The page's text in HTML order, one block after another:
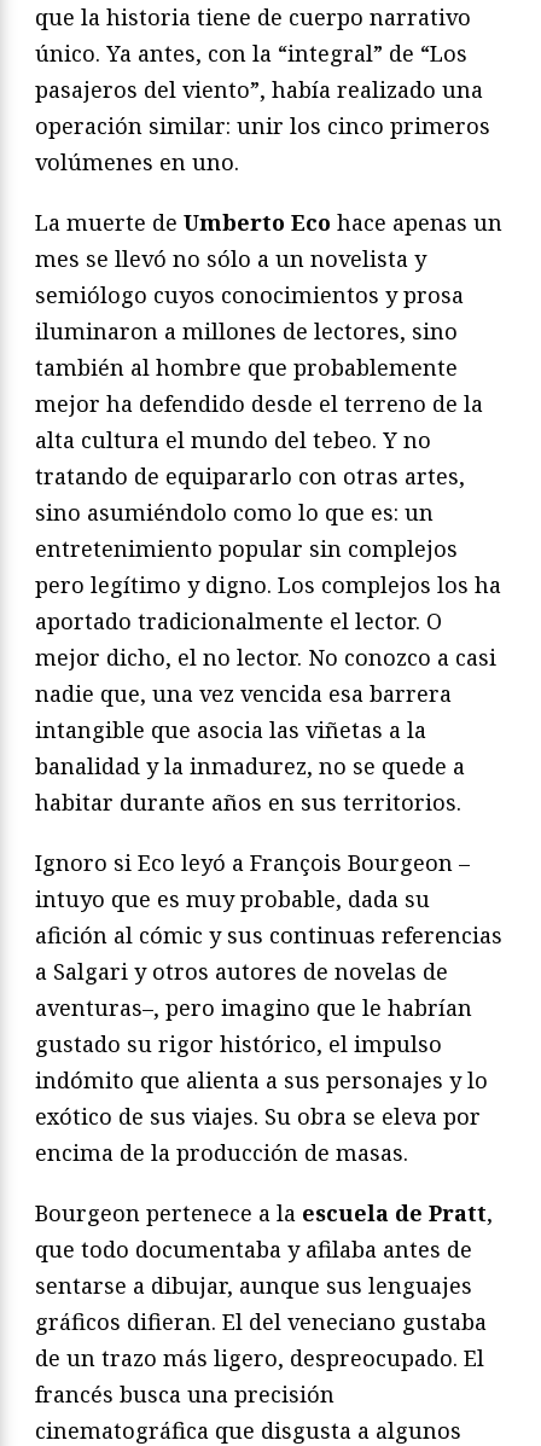
que la historia tiene de cuerpo narrativo
único. Ya antes, con la “integral” de “Los
pasajeros del viento”, había realizado una
operación similar: unir los cinco primeros
volúmenes en uno.
La muerte de Umberto Eco hace apenas un
mes se llevó no sólo a un novelista y
semiólogo cuyos conocimientos y prosa
iluminaron a millones de lectores, sino
también al hombre que probablemente
mejor ha defendido desde el terreno de la
alta cultura el mundo del tebeo. Y no
tratando de equipararlo con otras artes,
sino asumiéndolo como lo que es: un
entretenimiento popular sin complejos
pero legítimo y digno. Los complejos los ha
aportado tradicionalmente el lector. O
mejor dicho, el no lector. No conozco a casi
nadie que, una vez vencida esa barrera
intangible que asocia las viñetas a la
banalidad y la inmadurez, no se quede a
habitar durante años en sus territorios.
Ignoro si Eco leyó a François Bourgeon –
intuyo que es muy probable, dada su
afición al cómic y sus continuas referencias
a Salgari y otros autores de novelas de
aventuras–, pero imagino que le habrían
gustado su rigor histórico, el impulso
indómito que alienta a sus personajes y lo
exótico de sus viajes. Su obra se eleva por
encima de la producción de masas.
Bourgeon pertenece a la escuela de Pratt,
que todo documentaba y afilaba antes de
sentarse a dibujar, aunque sus lenguajes
gráficos difieran. El del veneciano gustaba
de un trazo más ligero, despreocupado. El
francés busca una precisión
cinematográfica que disgusta a algunos